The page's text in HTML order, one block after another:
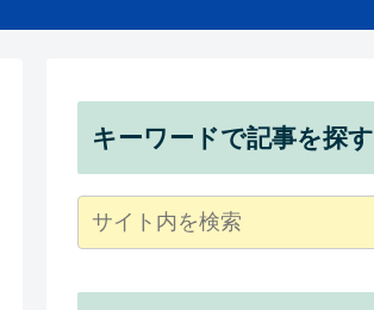
キーワードで記事を探す